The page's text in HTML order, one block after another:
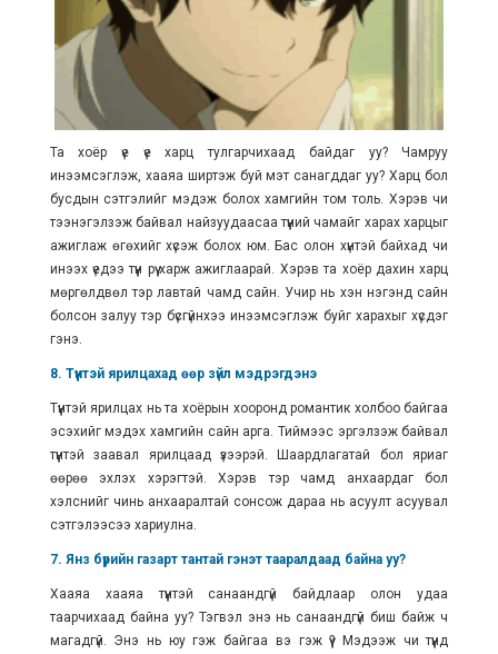
Та хоёр үе үе харц тулгарчихаад байдаг уу? Чамруу
инээмсэглэж, хааяа ширтэж буй мэт санагддаг уу? Харц бол
бусдын сэтгэлийг мэдэж болох хамгийн том толь. Хэрэв чи
тээнэгэлзэж байвал найзуудаасаа түүний чамайг харах харцыг
ажиглаж өгөхийг хүсэж болох юм. Бас олон хүнтэй байхад чи
инээх үедээ түүн рүү харж ажиглаарай. Хэрэв та хоёр дахин харц
мөргөлдвөл тэр лавтай чамд сайн. Учир нь хэн нэгэнд сайн
болсон залуу тэр бүсгүйнхээ инээмсэглэж буйг харахыг хүсдэг
гэнэ.
8. Түүнтэй ярилцахад өөр зүйл мэдрэгдэнэ
Түүнтэй ярилцах нь та хоёрын хооронд романтик холбоо байгаа
эсэхийг мэдэх хамгийн сайн арга. Тиймээс эргэлзэж байвал
түүнтэй заавал ярилцаад үзээрэй. Шаардлагатай бол яриаг
өөрөө эхлэх хэрэгтэй. Хэрэв тэр чамд анхаардаг бол
хэлснийг чинь анхааралтай сонсож дараа нь асуулт асуувал
сэтгэлээсээ хариулна.
7. Янз бүрийн газарт тантай гэнэт тааралдаад байна уу?
Хааяа хааяа түүнтэй санаандгүй байдлаар олон удаа
таарчихаад байна уу? Тэгвэл энэ нь санаандгүй биш байж ч
магадгүй. Энэ нь юу гэж байгаа вэ гэж үү? Мэдээж чи түүнд